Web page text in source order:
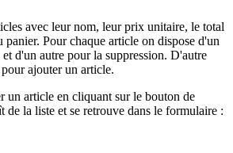
avec leur nom, leur prix unitaire, le total
Pour chaque article on dispose d'un
d'un autre pour la suppression. D'autre
ajouter un article.
un article en cliquant sur le bouton de
la liste et se retrouve dans le formulaire :